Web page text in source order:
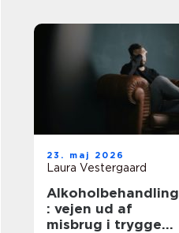
23. maj 2026
Laura Vestergaard
Alkoholbehandling
: vejen ud af
misbrug i trygge